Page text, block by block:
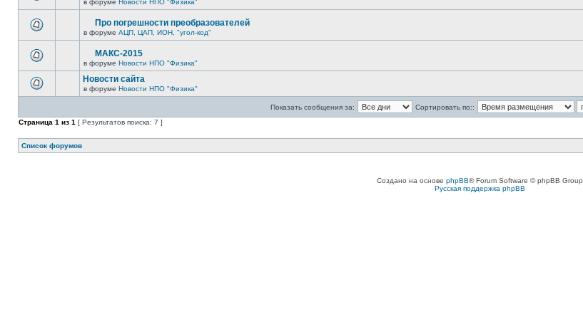
в форуме Новости НПО "Физика"
Про погрешности преобразователей
в форуме АЦП, ЦАП, ИОН, "угол-код"
МАКС-2015
в форуме Новости НПО "Физика"
Новости сайта
в форуме Новости НПО "Физика"
Показать сообщения за:
Сортировать по::
Страница 1 из 1 [ Результатов поиска: 7 ]
Список форумов
Создано на основе phpBB® Forum Software © phpBB Group
Русская поддержка phpBB